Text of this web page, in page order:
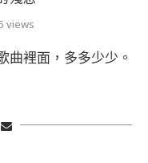
views
曲裡面，多多少少。